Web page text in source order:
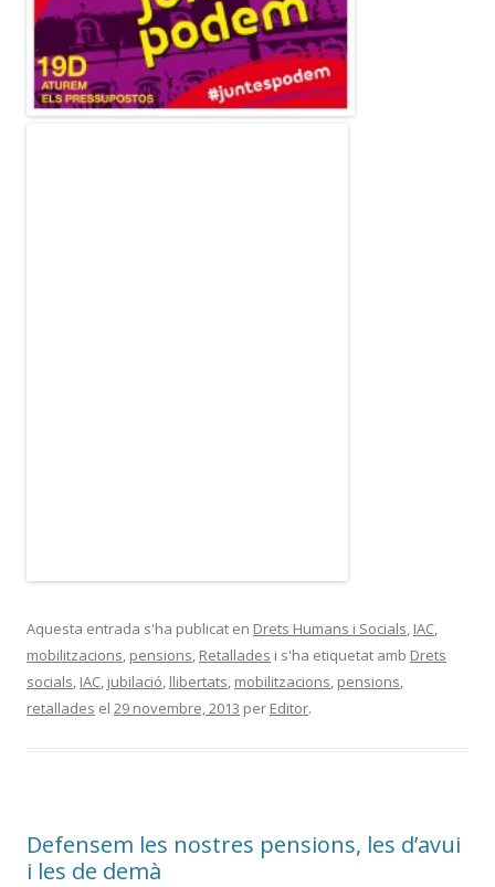
Aquesta entrada s'ha publicat en Drets Humans i Socials, IAC,
mobilitzacions, pensions, Retallades i s'ha etiquetat amb Drets
socials, IAC, jubilació, llibertats, mobilitzacions, pensions,
retallades el 29 novembre, 2013 per Editor.
Defensem les nostres pensions, les d’avui
i les de demà